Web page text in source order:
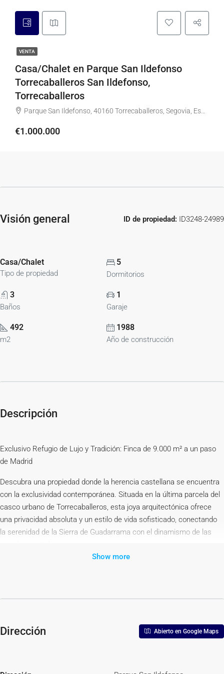
VENTA
Casa/Chalet en Parque San Ildefonso
Torrecaballeros San Ildefonso,
Torrecaballeros
Parque San Ildefonso, 40160 Torrecaballeros, Segovia, España
€1.000.000
Visión general ID de propiedad: ID3248-24989
Casa/Chalet
Tipo de propiedad
5
Dormitorios
3
Baños
1
Garaje
492
m2
1988
Año de construcción
Descripción
Exclusivo Refugio de Lujo y Tradición: Finca de 9.000 m² a un paso
de Madrid
Descubra una propiedad donde la herencia castellana se encuentra
con la exclusividad contemporánea. Situada en la última parcela del
casco urbano de Torrecaballeros, esta joya arquitectónica ofrece
una privacidad absoluta y un estilo de vida sofisticado, conectando
la serenidad de la Sierra de Guadarrama con el dinamismo de las
este chalet de 492 m² es un testimonio de solidez y elegancia
•Materiales de Élite: Impresionantes muros de mampostería de
granito de extraordinario grosor, el clásico tejado “a la segoviana”,
Show more
Dirección Abierto en Google Maps